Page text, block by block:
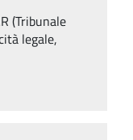
(Tribunale
legale,